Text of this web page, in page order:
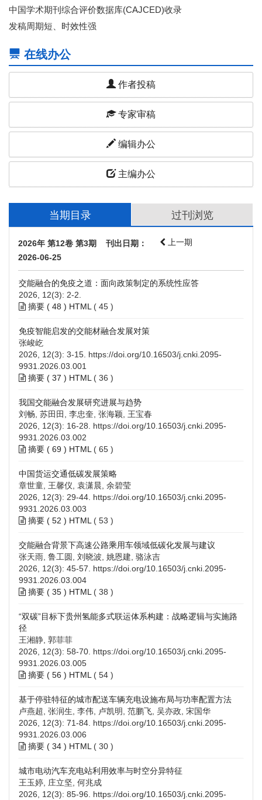
中国学术期刊综合评价数据库(CAJCED)收录
发稿周期短、时效性强
在线办公
作者投稿
专家审稿
编辑办公
主编办公
当期目录 过刊浏览
2026年 第12卷 第3期 刊出日期：
2026-06-25
上一期
交能融合的免疫之道：面向政策制定的系统性应答
2026, 12(3): 2-2.
摘要 ( 48 ) HTML ( 45 )
免疫智能启发的交能材融合发展对策
张峻屹
2026, 12(3): 3-15. https://doi.org/10.16503/j.cnki.2095-
9931.2026.03.001
摘要 ( 37 ) HTML ( 36 )
我国交能融合发展研究进展与趋势
刘畅, 苏田田, 李忠奎, 张海颖, 王宝春
2026, 12(3): 16-28. https://doi.org/10.16503/j.cnki.2095-
9931.2026.03.002
摘要 ( 69 ) HTML ( 65 )
中国货运交通低碳发展策略
章世童, 王馨仪, 袁潇晨, 余碧莹
2026, 12(3): 29-44. https://doi.org/10.16503/j.cnki.2095-
9931.2026.03.003
摘要 ( 52 ) HTML ( 53 )
交能融合背景下高速公路乘用车领域低碳化发展与建议
张天雨, 鲁工圆, 刘晓波, 姚恩建, 骆泳吉
2026, 12(3): 45-57. https://doi.org/10.16503/j.cnki.2095-
9931.2026.03.004
摘要 ( 35 ) HTML ( 38 )
“双碳”目标下贵州氢能多式联运体系构建：战略逻辑与实施路
径
王湘静, 郭菲菲
2026, 12(3): 58-70. https://doi.org/10.16503/j.cnki.2095-
9931.2026.03.005
摘要 ( 56 ) HTML ( 54 )
基于停驻特征的城市配送车辆充电设施布局与功率配置方法
卢燕超, 张润生, 李伟, 卢凯明, 范鹏飞, 吴亦政, 宋国华
2026, 12(3): 71-84. https://doi.org/10.16503/j.cnki.2095-
9931.2026.03.006
摘要 ( 34 ) HTML ( 30 )
城市电动汽车充电站利用效率与时空分异特征
王玉婷, 庄立坚, 何兆成
2026, 12(3): 85-96. https://doi.org/10.16503/j.cnki.2095-